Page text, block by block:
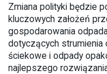
Zmiana polityki będzie
kluczowych założeń
gospodarowania
dotyczących strumienia
ściekowe i odpady
najlepszego